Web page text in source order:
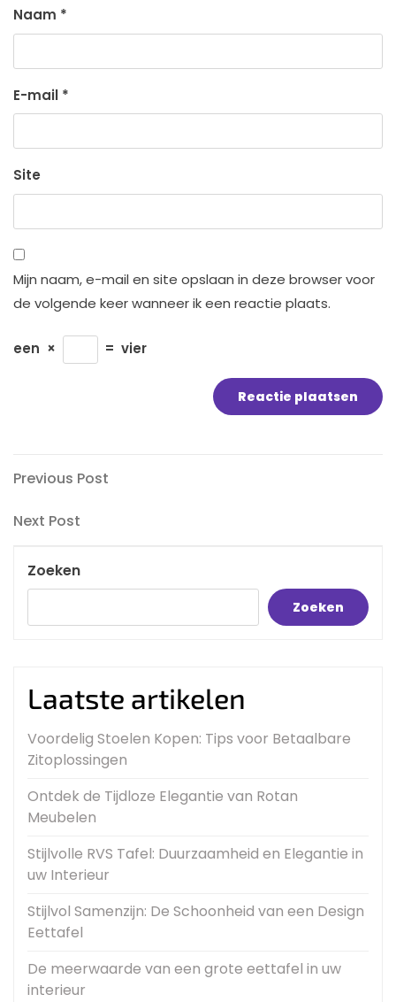
Naam *
E-mail *
Site
Mijn naam, e-mail en site opslaan in deze browser voor
de volgende keer wanneer ik een reactie plaats.
een × = vier
Bericht
navigatie
Previous
Previous Post
Next
Next Post
Zoeken
Zoeken
Laatste artikelen
Voordelig Stoelen Kopen: Tips voor Betaalbare
Zitoplossingen
Ontdek de Tijdloze Elegantie van Rotan
Meubelen
Stijlvolle RVS Tafel: Duurzaamheid en Elegantie in
uw Interieur
Stijlvol Samenzijn: De Schoonheid van een Design
Eettafel
De meerwaarde van een grote eettafel in uw
interieur